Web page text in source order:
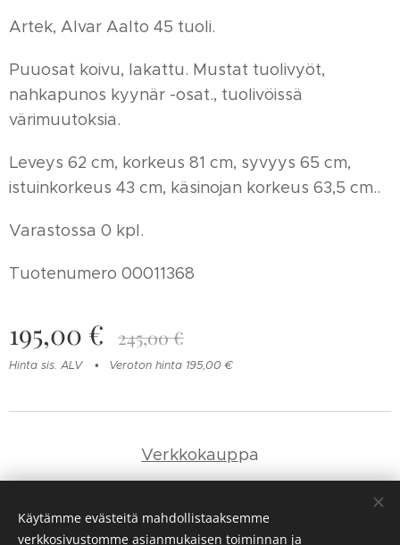
Artek, Alvar Aalto 45 tuoli.
Puuosat koivu, lakattu. Mustat tuolivyöt,
nahkapunos kyynär -osat., tuolivöissä
värimuutoksia.
Leveys 62 cm, korkeus 81 cm, syvyys 65 cm,
istuinkorkeus 43 cm, käsinojan korkeus 63,5 cm..
Varastossa 0 kpl.
Tuotenumero 00011368
195,00 € 245,00€
Hinta sis. ALV Veroton hinta 195,00 €
Verkkokauppa
Yhteystiedot
Käytämme evästeitä mahdollistaaksemme
verkkosivustomme asianmukaisen toiminnan ja